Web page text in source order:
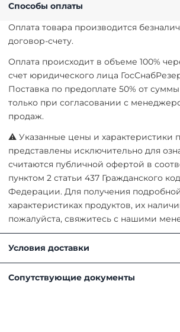
Способы оплаты
Оплата товара производится
договор-счету.
Оплата происходит в объеме 100%
счет юридического лица
Поставка по предоплате 50% от
только при согласовании с
продаж.
⚠ Указанные цены и характеристики
представлены исключительно для
считаются публичной офертой в
пунктом 2 статьи 437 Гражданского
Федерации. Для получения
характеристиках продуктов, их
пожалуйста, свяжитесь с нашими
Условия доставки
способом:
Сопутствующие документы